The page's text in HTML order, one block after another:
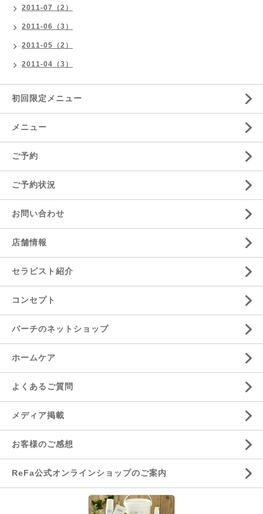
2011-07（2）
2011-06（3）
2011-05（2）
2011-04（3）
初回限定メニュー
メニュー
ご予約
ご予約状況
お問い合わせ
店舗情報
セラピスト紹介
コンセプト
パーチのネットショップ
ホームケア
よくあるご質問
メディア掲載
お客様のご感想
ReFa公式オンラインショップのご案内